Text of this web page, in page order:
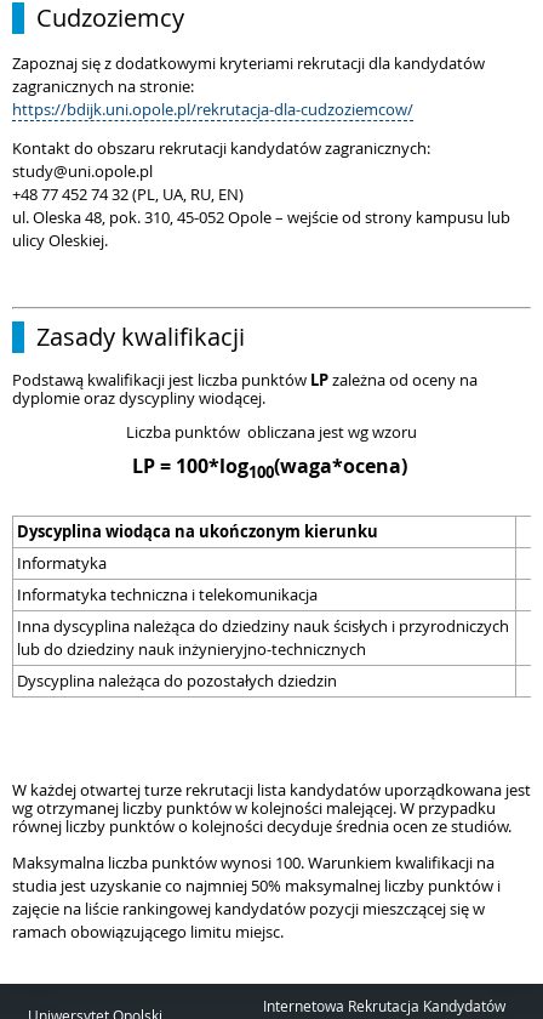
Cudzoziemcy
Zapoznaj się z dodatkowymi kryteriami rekrutacji dla kandydatów
zagranicznych na stronie:
https://bdijk.uni.opole.pl/rekrutacja-dla-cudzoziemcow/
Kontakt do obszaru rekrutacji kandydatów zagranicznych:
study@uni.opole.pl
+48 77 452 74 32 (PL, UA, RU, EN)
ul. Oleska 48, pok. 310, 45-052 Opole – wejście od strony kampusu lub
ulicy Oleskiej.
Zasady kwalifikacji
Podstawą kwalifikacji jest liczba punktów LPzależna od oceny na
dyplomie oraz dyscypliny wiodącej.
Liczba punktów obliczana jest wg wzoru
LP = 100*log100(waga*ocena)
Dyscyplina wiodąca na ukończonym kierunku
Informatyka
Informatyka techniczna i telekomunikacja
Inna dyscyplina należąca do dziedziny nauk ścisłych i przyrodniczych
lub do dziedziny nauk inżynieryjno-technicznych
Dyscyplina należąca do pozostałych dziedzin
W każdej otwartej turze rekrutacji lista kandydatów uporządkowana jest
wg otrzymanej liczby punktów w kolejności malejącej. W przypadku
równej liczby punktów o kolejności decyduje średnia ocen ze studiów.
Maksymalna liczba punktów wynosi 100. Warunkiem kwalifikacji na
studia jest uzyskanieco najmniej 50% maksymalnej liczby punktów i
zajęcie na liście rankingowej kandydatów pozycji mieszczącej się w
ramach obowiązującego limitu miejsc.
Internetowa Rekrutacja Kandydatów